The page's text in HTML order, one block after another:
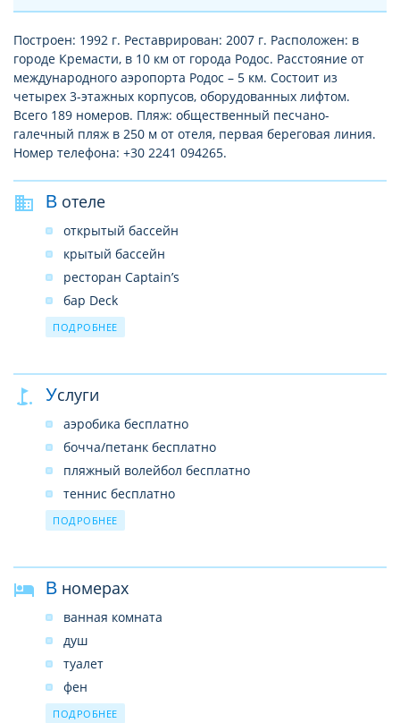
Построен: 1992 г. Реставрирован: 2007 г. Расположен: в
городе Кремасти, в 10 км от города Родос. Расстояние от
международного аэропорта Родос – 5 км. Состоит из
четырех 3-этажных корпусов, оборудованных лифтом.
Всего 189 номеров. Пляж: общественный песчано-
галечный пляж в 250 м от отеля, первая береговая линия.
Номер телефона: +30 2241 094265.
В отеле
открытый бассейн
крытый бассейн
ресторан Captain’s
бар Deck
бар у бассейна Sailing
прачечная/химчистка (платно)
автопарковка
сейф
ПОДРОБНЕЕ
Услуги
аэробика бесплатно
бочча/петанк бесплатно
пляжный волейбол бесплатно
теннис бесплатно
настольный теннис бесплатно
анимация 6 раз в неделю бесплатно
спа-центр платно
ПОДРОБНЕЕ
В номерах
ванная комната
душ
туалет
фен
кондиционер
ПОДРОБНЕЕ